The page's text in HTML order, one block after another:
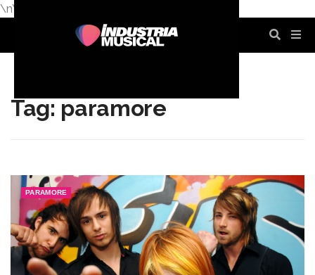
\n\n
Tag: paramore
PARAMORE